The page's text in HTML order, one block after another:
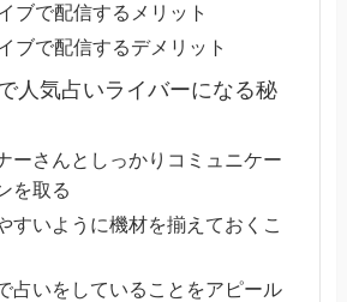
ブで配信するメリット
ブで配信するデメリット
人気占いライバーになる秘
ーさんとしっかりコミュニケー
を取る
すいように機材を揃えておくこ
占いをしていることをアピール